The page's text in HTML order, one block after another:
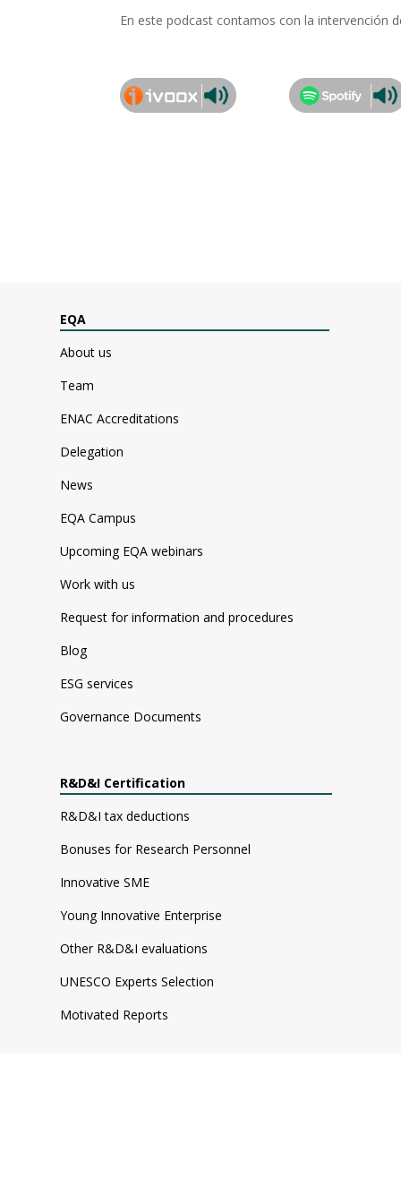
En este podcast contamos con la intervención
EQA
About us
Team
ENAC Accreditations
Delegation
News
EQA Campus
Upcoming EQA webinars
Work with us
Request for information and procedures
Blog
ESG services
Governance Documents
R&D&I Certification
R&D&I tax deductions
Bonuses for Research Personnel
Innovative SME
Young Innovative Enterprise
Other R&D&I evaluations
UNESCO Experts Selection
Motivated Reports